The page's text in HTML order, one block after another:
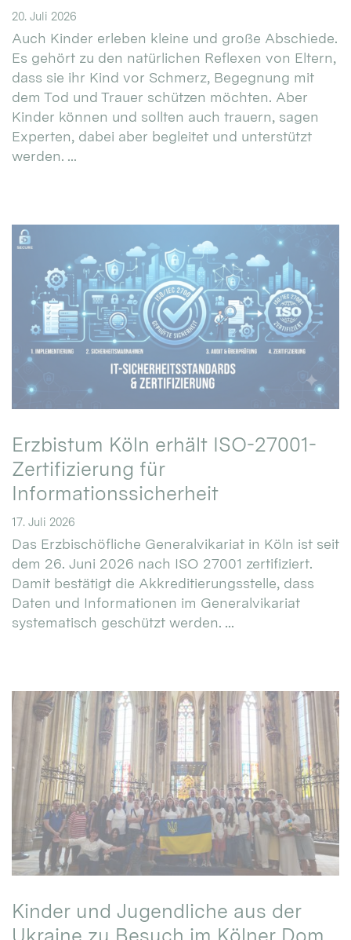
20. Juli 2026
Auch Kinder erleben kleine und große Abschiede.
Es gehört zu den natürlichen Reflexen von Eltern,
dass sie ihr Kind vor Schmerz, Begegnung mit
dem Tod und Trauer schützen möchten. Aber
Kinder können und sollten auch trauern, sagen
Experten, dabei aber begleitet und unterstützt
werden. ...
Erzbistum Köln erhält ISO-27001-
Zertifizierung für
Informationssicherheit
17. Juli 2026
Das Erzbischöfliche Generalvikariat in Köln ist seit
dem 26. Juni 2026 nach ISO 27001 zertifiziert.
Damit bestätigt die Akkreditierungsstelle, dass
Daten und Informationen im Generalvikariat
systematisch geschützt werden. ...
Kinder und Jugendliche aus der